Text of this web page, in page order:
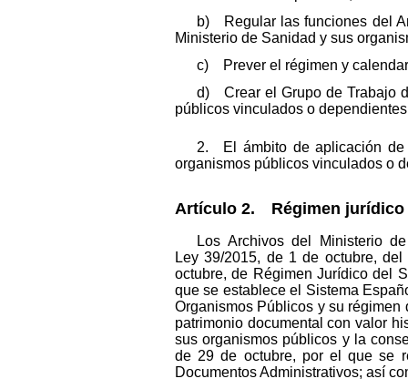
b) Regular las funciones del
Ministerio de Sanidad y sus
c) Prever el régimen y
d) Crear el Grupo de Trabajo
públicos vinculados o
2. El ámbito de aplicación de
organismos públicos vinculados o
Artículo 2. Régimen jurídico
Los Archivos del Ministerio
Ley 39/2015, de 1 de octubre,
octubre, de Régimen Jurídico del
que se establece el Sistema
Organismos Públicos y su
patrimonio documental con valor
sus organismos públicos y la
de 29 de octubre, por el que se
Documentos Administrativos; así